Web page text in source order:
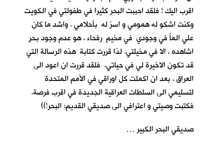
اقرب اليك ! فلقد احببت البحر كثيرا في طفولتي في الكويت
وكنت اشكو له همومي و اسرُ له بأحلامي . واشد ما كان
علي الماً في وجودي في مخيم رفحاء ، هو عدم وجود بحرٍ
اشاهده ، الا في مخيلتي. لذا قررت كتابة هذه الرسالة التي
قد تكون الاخيرة لي في حياتي. فلقد قررت ان اعود الى
العراق ، بعد ان اكملت كل اوراقي في الأمم المتحدة
لتسليمي الى السلطات العراقية الجديدة في اقرب فرصة.
فكتبت وصيتي و اعترافي الى صديقي القديم: البحر!))
صديقي البحر الكبير …